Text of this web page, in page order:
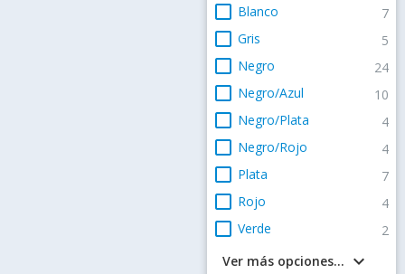
check_box_outline_blank Blanco 7
check_box_outline_blank Gris 5
check_box_outline_blank Negro 24
check_box_outline_blank Negro/Azul 10
check_box_outline_blank Negro/Plata 4
check_box_outline_blank Negro/Rojo 4
check_box_outline_blank Plata 7
check_box_outline_blank Rojo 4
check_box_outline_blank Verde 2
keyboard_arrow_down
Ver más opciones...